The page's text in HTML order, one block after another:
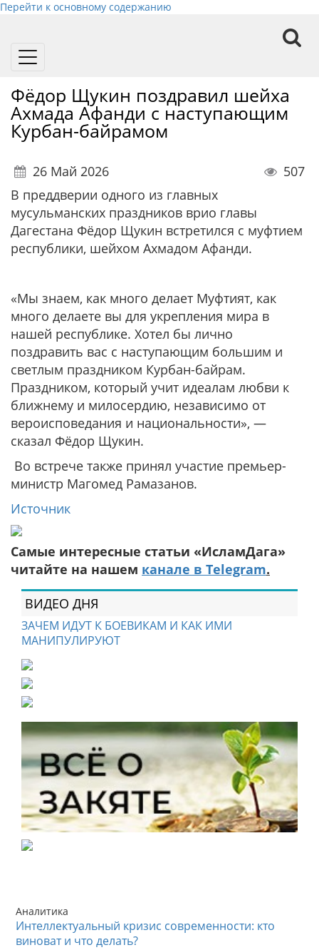
Перейти к основному содержанию
Toggle
Фёдор Щукин поздравил шейха
Ахмада Афанди с наступающим
Курбан-байрамом
26 Май 2026
507
В преддверии одного из главных
мусульманских праздников врио главы
Дагестана Фёдор Щукин встретился с муфтием
республики, шейхом Ахмадом Афанди.
«Мы знаем, как много делает Муфтият, как
много делаете вы для укрепления мира в
нашей республике. Хотел бы лично
поздравить вас с наступающим большим и
светлым праздником Курбан-байрам.
Праздником, который учит идеалам любви к
ближнему и милосердию, независимо от
вероисповедания и национальности», —
сказал Фёдор Щукин.
Во встрече также принял участие премьер-
министр Магомед Рамазанов.
Источник
Самые интересные статьи «ИсламДага»
читайте на нашем канале в Telegram.
ВИДЕО ДНЯ
ЗАЧЕМ ИДУТ К БОЕВИКАМ И КАК ИМИ
МАНИПУЛИРУЮТ
Аналитика
Интеллектуальный кризис современности: кто
виноват и что делать?